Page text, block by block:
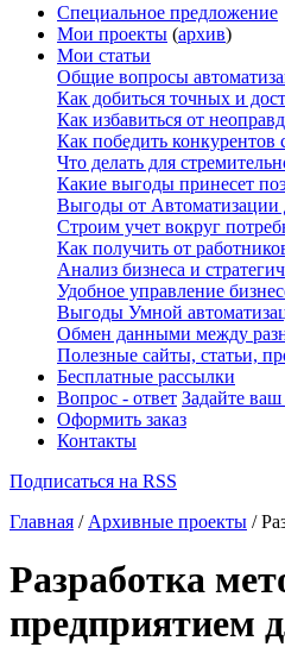
Специальное предложение
Мои проекты (архив)
Мои статьи
Общие вопросы
Как добиться точных и
Как избавиться от
Как победить конкурентов
Что делать для
Какие выгоды принесет
Выгоды от Автоматизации
Строим учет вокруг
Как получить от
Анализ бизнеса и
Удобное управление
Выгоды Умной
Обмен данными между
Полезные сайты, статьи,
Бесплатные рассылки
Вопрос - ответ Задайте
Оформить заказ
Контакты
Подписаться на RSS
Главная / Архивные проекты /
Разработка
предприятием